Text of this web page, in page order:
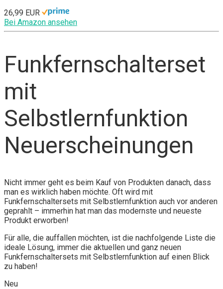
26,99 EUR
Bei Amazon ansehen
Funkfernschalterset
mit
Selbstlernfunktion
Neuerscheinungen
Nicht immer geht es beim Kauf von Produkten danach, dass
man es wirklich haben möchte. Oft wird mit
Funkfernschaltersets mit Selbstlernfunktion auch vor anderen
geprahlt – immerhin hat man das modernste und neueste
Produkt erworben!
Für alle, die auffallen möchten, ist die nachfolgende Liste die
ideale Lösung, immer die aktuellen und ganz neuen
Funkfernschaltersets mit Selbstlernfunktion auf einen Blick
zu haben!
Neu